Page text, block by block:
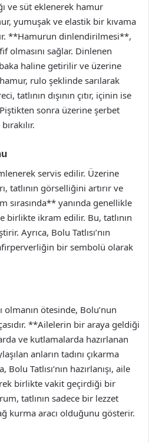
ve süt eklenerek hamur
yumuşak ve elastik bir kıvama
**Hamurun dinlendirilmesi**,
olmasını sağlar. Dinlenen
haline getirilir ve üzerine
rulo şeklinde sarılarak
tatlının dışının çıtır, içinin ise
sonra üzerine şerbet
servis edilir. Üzerine
tatlının görselliğini artırır ve
sırasında** yanında genellikle
birlikte ikram edilir. Bu, tatlının
Ayrıca, Bolu Tatlısı’nın
bir sembolü olarak
olmanın ötesinde, Bolu’nun
**Ailelerin bir araya geldiği
ve kutlamalarda hazırlanan
anların tadını çıkarma
Tatlısı’nın hazırlanışı, aile
birlikte vakit geçirdiği bir
tatlının sadece bir lezzet
kurma aracı olduğunu gösterir.